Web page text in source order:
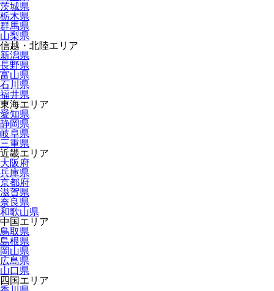
茨城県
栃木県
群馬県
山梨県
信越・北陸エリア
新潟県
長野県
富山県
石川県
福井県
東海エリア
愛知県
静岡県
岐阜県
三重県
近畿エリア
大阪府
兵庫県
京都府
滋賀県
奈良県
和歌山県
中国エリア
鳥取県
島根県
岡山県
広島県
山口県
四国エリア